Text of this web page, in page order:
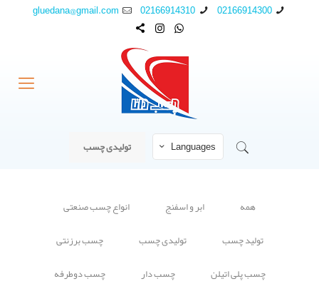
02166914300
02166914310
gluedana@gmail.com
Languages تولیدی چسب
همه ابر و اسفنج
انواع چسب صنعتی
تولید چسب
تولیدی چسب
چسب برزنتی
چسب پلی اتیلن
چسب دار
چسب دوطرفه